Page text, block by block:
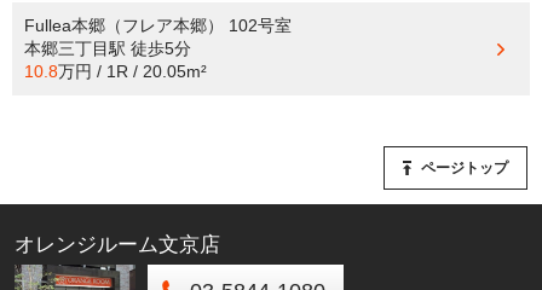
Fullea本郷（フレア本郷） 102号室
本郷三丁目駅 徒歩5分
10.8万円 / 1R / 20.05m²
ページトップ
オレンジルーム文京店